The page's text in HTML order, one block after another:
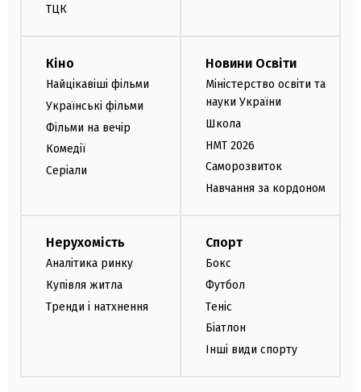
ТЦК
Кіно
Найцікавіші фільми
Українські фільми
Фільми на вечір
Комедії
Серіали
Новини Освіти
Міністерство освіти та
науки України
Школа
НМТ 2026
Саморозвиток
Навчання за кордоном
Нерухомість
Аналітика ринку
Купівля житла
Тренди і натхнення
Спорт
Бокс
Футбол
Теніс
Біатлон
Інші види спорту